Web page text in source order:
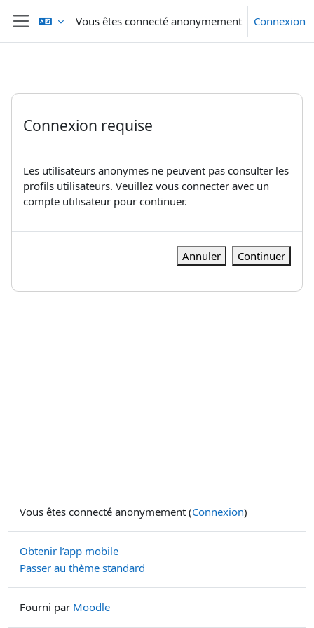
Passer au contenu principal
Panneau latéral
Vous êtes connecté anonymement Connexion
Connexion requise
Les utilisateurs anonymes ne peuvent pas consulter les
profils utilisateurs. Veuillez vous connecter avec un
compte utilisateur pour continuer.
Annuler Continuer
Vous êtes connecté anonymement (Connexion)
Obtenir l’app mobile
Passer au thème standard
Fourni par Moodle